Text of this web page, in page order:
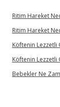
Ritim Hareket
Ritim Hareket
Köftenin Lezzetli
Köftenin Lezzetli
Bebekler Ne